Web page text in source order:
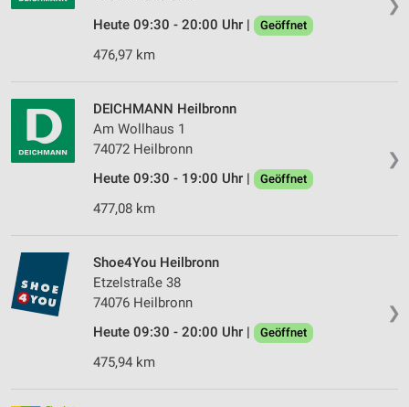
❯
Heute 09:30 - 20:00 Uhr |
Geöffnet
476,97 km
❯
DEICHMANN Heilbronn
Am Wollhaus 1
74072 Heilbronn
Heute 09:30 - 19:00 Uhr |
Geöffnet
477,08 km
❯
Shoe4You Heilbronn
Etzelstraße 38
74076 Heilbronn
Heute 09:30 - 20:00 Uhr |
Geöffnet
475,94 km